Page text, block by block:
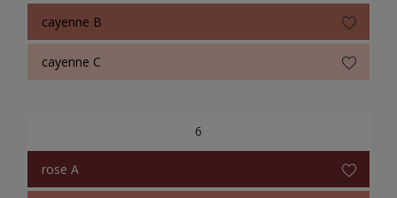
cayenne B
cayenne C
6
rose A